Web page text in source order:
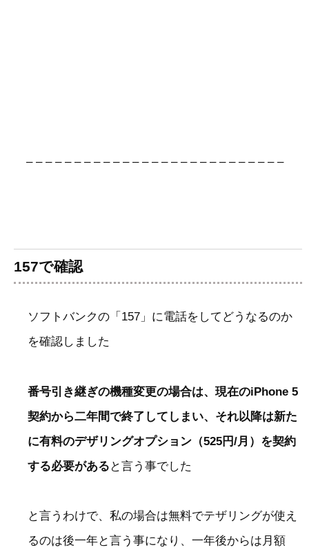
– – – – – – – – – – – – – – – – – – – – – – – – – – –
157で確認
ソフトバンクの「157」に電話をしてどうなるのか
を確認しました
番号引き継ぎの機種変更の場合は、現在のiPhone 5
契約から二年間で終了してしまい、それ以降は新た
に有料のデザリングオプション（525円/月）を契約
する必要がある と言う事でした
と言うわけで、私の場合は無料でテザリングが使え
るのは後一年と言う事になり、一年後からは月額